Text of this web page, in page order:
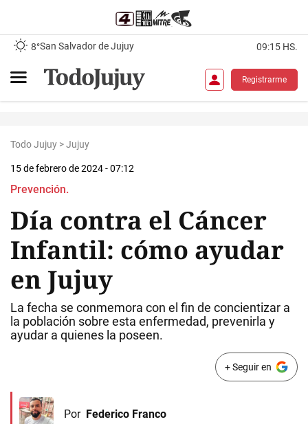
8°San Salvador de Jujuy 09:15 HS.
Registrarme
Todo Jujuy >Jujuy
15 de febrero de 2024 - 07:12
Prevención.
Día contra el Cáncer
Infantil: cómo ayudar
en Jujuy
La fecha se conmemora con el fin de concientizar a
la población sobre esta enfermedad, prevenirla y
ayudar a quienes la poseen.
+ Seguir en
Por Federico Franco